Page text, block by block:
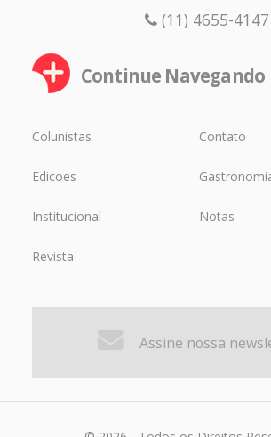
(11) 4655-4147
Continue Navegando
Colunistas Contato
Edicoes
Institucional Notas
Revista
Assine nossa